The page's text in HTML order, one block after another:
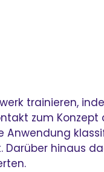
trainieren,
zum Konzept
Anwendung
Darüber hinaus